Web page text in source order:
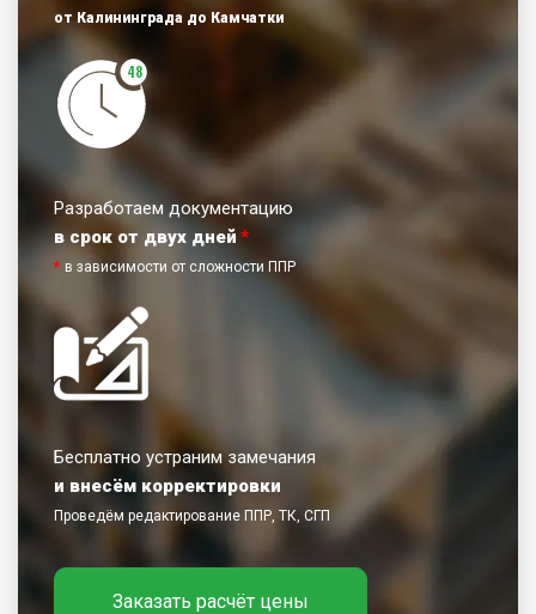
от Калининграда до Камчатки
48
Разработаем документацию
в срок от двух дней *
* в зависимости от сложности ППР
Бесплатно устраним замечания
и внесём корректировки
Проведём редактирование ППР, ТК, СГП
Заказать расчёт цены